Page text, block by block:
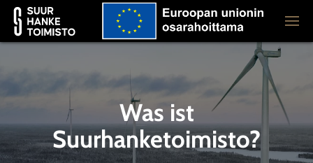
Was ist
Suurhanketoimisto?